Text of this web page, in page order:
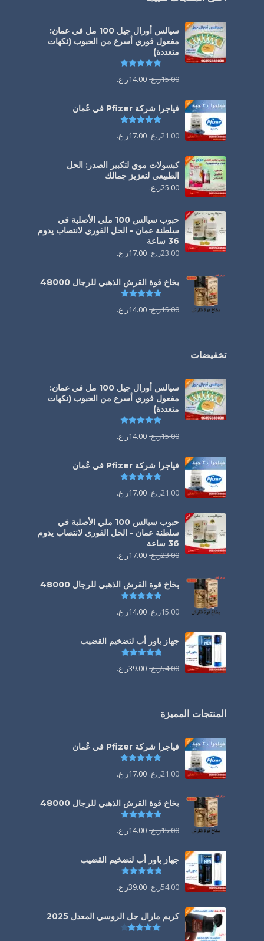
سيالس أورال جيل 100 مل في عمان:
مفعول فوري أسرع من الحبوب (نكهات
متعددة)
15.00ر.ع. 14.00ر.ع.
فياجرا شركة Pfizer في عُمان
21.00ر.ع. 17.00ر.ع.
كبسولات موي لتكبير الصدر: الحل
الطبيعي لتعزيز جمالك
25.00ر.ع.
حبوب سيالس 100 ملي الأصلية في
سلطنة عمان - الحل الفوري لانتصاب يدوم
36 ساعة
23.00ر.ع. 17.00ر.ع.
بخاخ قوة القرش الذهبي للرجال 48000
تم التقييم
15.00ر.ع. 14.00ر.ع.
تخفيضات
سيالس أورال جيل 100 مل في عمان:
مفعول فوري أسرع من الحبوب (نكهات
متعددة)
15.00ر.ع. 14.00ر.ع.
فياجرا شركة Pfizer في عُمان
21.00ر.ع. 17.00ر.ع.
حبوب سيالس 100 ملي الأصلية في
سلطنة عمان - الحل الفوري لانتصاب يدوم
36 ساعة
23.00ر.ع. 17.00ر.ع.
بخاخ قوة القرش الذهبي للرجال 48000
تم التقييم
15.00ر.ع. 14.00ر.ع.
جهاز باور أب لتضخيم القضيب
تم التقييم
54.00ر.ع. 39.00ر.ع.
المنتجات المميزة
فياجرا شركة Pfizer في عُمان
21.00ر.ع. 17.00ر.ع.
بخاخ قوة القرش الذهبي للرجال 48000
تم التقييم
15.00ر.ع. 14.00ر.ع.
جهاز باور أب لتضخيم القضيب
تم التقييم
54.00ر.ع. 39.00ر.ع.
كريم مارال جل الروسي المعدل 2025
تم التقييم